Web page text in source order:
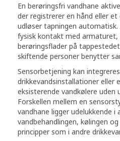
En berøringsfri vandhane
der registrerer en hånd eller
udløser tapningen automatisk.
fysisk kontakt med armaturet,
berøringsflader på
skiftende personer benytter
Sensorbetjening kan
drikkevandsinstallationer eller
eksisterende vandkølere uden
Forskellen mellem en
vandhane ligger udelukkende i
vandbehandlingen, kølingen
principper som i andre